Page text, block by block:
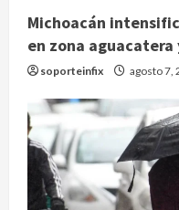
Michoacán
en zona
soporteinfix agosto 7,